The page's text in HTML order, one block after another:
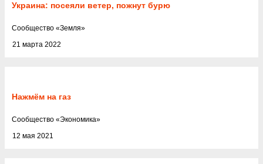
Украина: посеяли ветер, пожнут бурю
21 марта 2022
Cообщество «Земля»
Нажмём на газ
12 мая 2021
Cообщество «Экономика»